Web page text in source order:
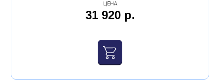
графит Calpe
ЦЕНА
31 920 р.